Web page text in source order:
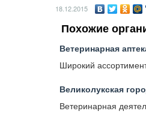
18.12.2015
Похожие
Ветеринарная
Широкий
Великолукская
Ветеринарная